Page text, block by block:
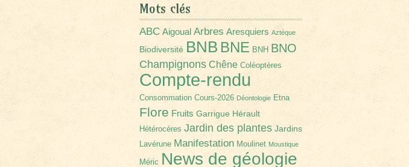
Mots clés
ABC Aigoual Arbres Aresquiers Aztèque
Biodiversité BNB BNE BNH BNO
Champignons Chêne Coléoptères
Compte-rendu
Consommation Cours-2026 Déontologie Etna
Flore Fruits Garrigue Hérault
Hétérocères Jardin des plantes Jardins
Lavérune Manifestation Moulinet Moustique
Méric News de géologie